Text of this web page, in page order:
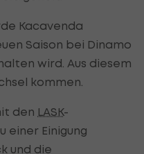
Kacavenda
Saison bei Dinamo
wird. Aus diesem
kommen.
den LASK-
Einigung
und die